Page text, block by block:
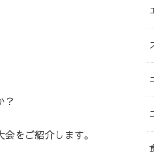
？
をご紹介します。